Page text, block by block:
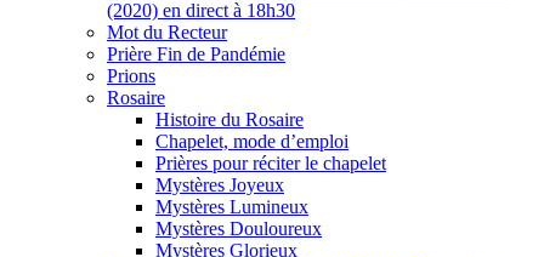
(2020) en direct à 18h30
Mot du Recteur
Prière Fin de Pandémie
Prions
Rosaire
Histoire du Rosaire
Chapelet, mode d’emploi
Prières pour réciter le chapelet
Mystères Joyeux
Mystères Lumineux
Mystères Douloureux
Mystères Glorieux